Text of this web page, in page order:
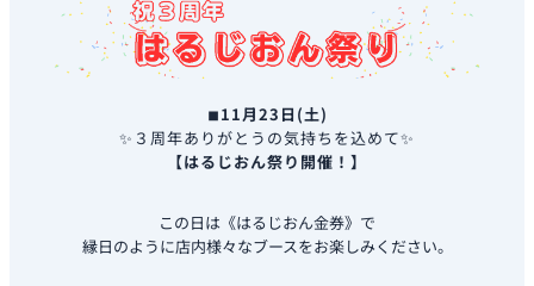
◾︎11月23日(土)
✨３周年ありがとうの気持ちを込めて✨
【はるじおん祭り開催！】
この日は《はるじおん金券》で
縁日のように店内様々なブースをお楽しみください。